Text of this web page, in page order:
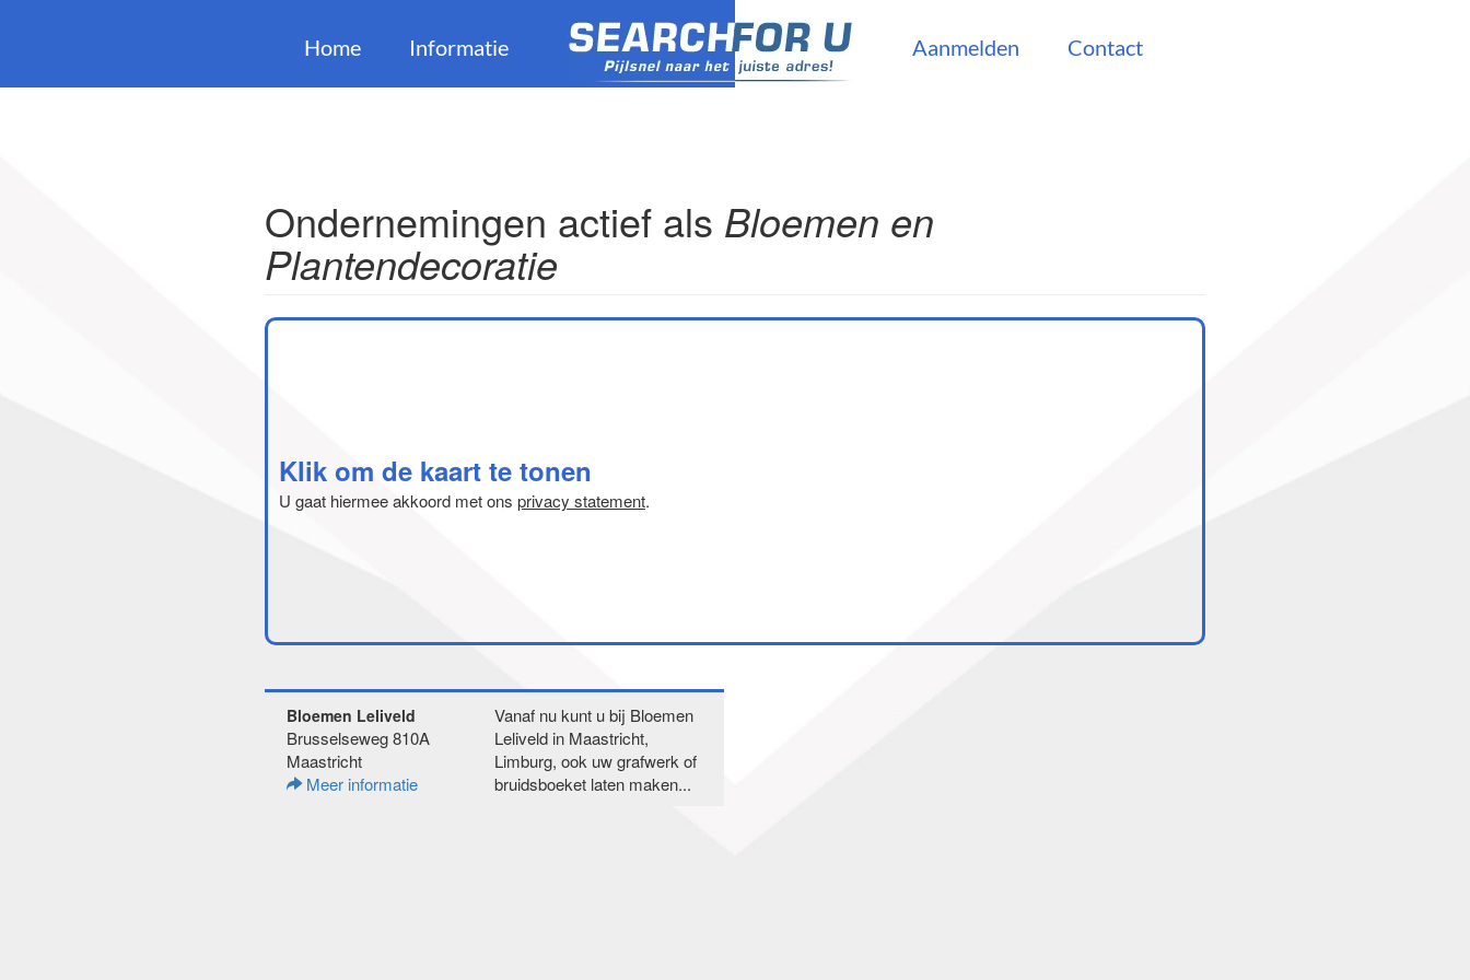
Home Informatie Aanmelden Contact
Ondernemingen actief als Bloemen en
Plantendecoratie
Klik om de kaart te tonen
U gaat hiermee akkoord met ons privacy statement.
Vanaf nu kunt u bij Bloemen
Leliveld in Maastricht,
Limburg, ook uw grafwerk of
bruidsboeket laten maken...
Bloemen Leliveld
Brusselseweg 810A
Maastricht
Meer informatie